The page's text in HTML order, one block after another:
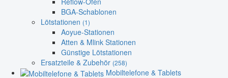
BGA-Schablonen
Lötstationen (1)
Aoyue-Stationen
Atten & Mlink Stationen
Günstige Lötstationen
Ersatzteile & Zubehör (258)
Mobiltelefone & Tablets